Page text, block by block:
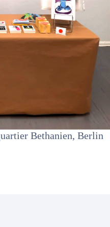
Bethanien, Berlin